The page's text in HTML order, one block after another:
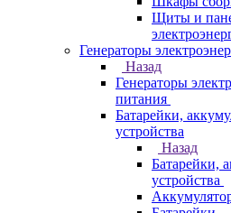
Щиты и
Генераторы
Назад
Генераторы
питания
Батарейки,
устройства
Назад
Батарейки,
устройства